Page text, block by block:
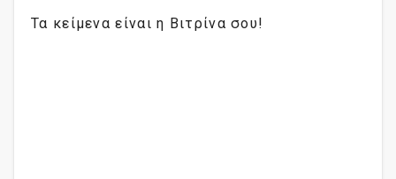
Τα κείμενα είναι η Βιτρίνα σου!